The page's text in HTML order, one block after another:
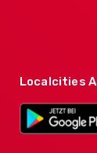
Localcities